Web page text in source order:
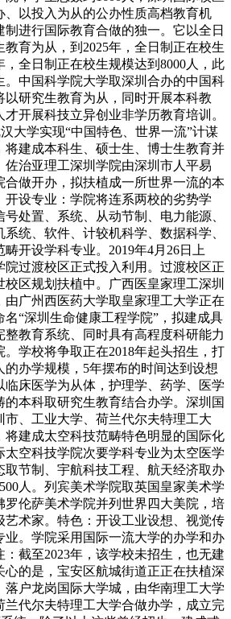
、以投入为从的公办性质高档教育机
进行国际教育合做的独一。它以全日
育为从，到2025年，全日制正在校生
，全日制正在校生规模达到8000人，此
。中国科学院大学取深圳合办的中国科
以研究生教育为从，同时开展本科教
开展科技立异创业非学历教育培训。
大学实现“中国特色、世界一流”计谋
将建成本科生、硕士生、博士生教育并
佐治亚理工深圳学院由深圳市人平易
合做开办，拟扶植成一所世界一流的本
开设专业：学院将连系两校的劣势学
处置、系统、从动节制、电力能源、
统、软件、计较机科学、数据科学、
开设学科专业。2019年4月26日上
院过渡校区正式投入利用。过渡校区正
区规划扶植中。广西医皇家理工深圳
由广州西医药大学取皇家理工大学正在
“深圳生命健康工程学院”，拟建成具
教育系统、同时具有高程度科研能力
学校将争取正在2018年起头招生，打
的办学规模，5年摆布的时间达到设想
临床医学为从体，护理学、药学、医学
本科取研究生教育结合办学。深圳国
市、工业大学、荷兰代尔夫特理工大
将建成太空科技范畴特色明显的国际化
太空科技学院次要学科专业为太空医学
取节制、宇航科技工程、航天经济取办
人。列宾美术学院取英国皇家美术学
罗伦萨美术学院并列世界四大美院，培
艺术家。特色：开设工业设想、视觉传
业。学院采用国际一流大学的办学和办
截至2023年，该学校未招生，也无建
心的是，宝安区航城街道正正在扶植深
落户龙岗国际大学城，由华南理工大学
兰代尔夫特理工大学合做办学，成立完